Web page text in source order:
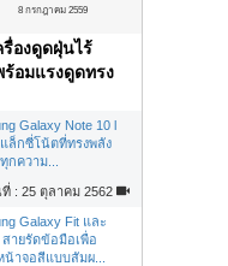
8 กรกฎาคม 2559
องดูดฝุ่นไร้
ร้อมแรงดูดทรง
Galaxy Note 10 l
แล็กซี่โน้ตที่ทรงพลัง
กความ...
ที่ : 25 ตุลาคม 2562
Galaxy Fit และ
สายรัดข้อมือเพื่อ
าจอสีแบบสัมผ...